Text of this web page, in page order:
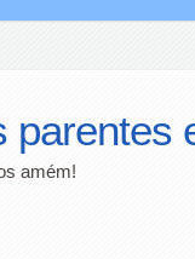
parentes
amém!